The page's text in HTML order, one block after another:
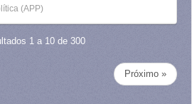
(APP)
1 a 10 de 300
Próximo »